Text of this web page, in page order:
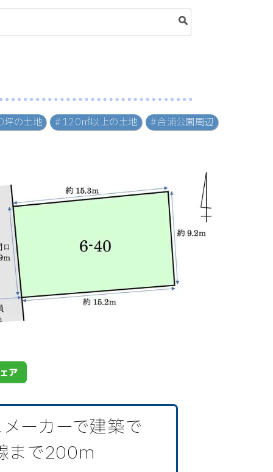
の土地 #120㎡以上の土地 #合浦公園周辺
ーカーで建築で
まで200m